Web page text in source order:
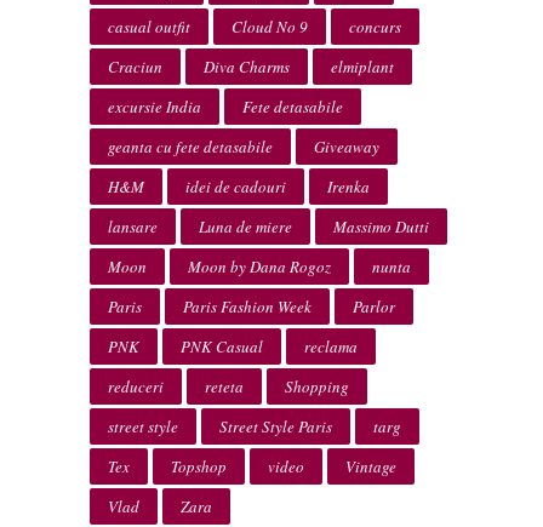
casual outfit
Cloud No 9
concurs
Craciun
Diva Charms
elmiplant
excursie India
Fete detasabile
geanta cu fete detasabile
Giveaway
H&M
idei de cadouri
Irenka
lansare
Luna de miere
Massimo Dutti
Moon
Moon by Dana Rogoz
nunta
Paris
Paris Fashion Week
Parlor
PNK
PNK Casual
reclama
reduceri
reteta
Shopping
street style
Street Style Paris
targ
Tex
Topshop video
Vintage
Vlad
Zara